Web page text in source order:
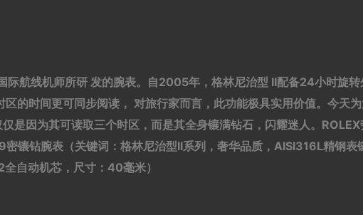
际航线机师所研 发的腕表。自2005年，格林尼治型 II配备24小时旋转
的时间更可同步阅读， 对旅行家而言，此功能极具实用价值。今天
是因为其可读取三个时区，而是其全身镶满钻石，闪耀迷人。ROLEX
镶钻腕表（关键词：格林尼治型II系列，奢华品质，AISI316L精钢表
自动机芯，尺寸：40毫米）